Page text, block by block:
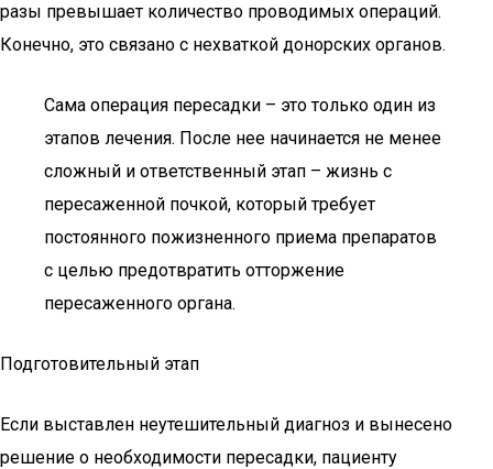
разы превышает количество проводимых операций.
Конечно, это связано с нехваткой донорских органов.
Сама операция пересадки – это только один из
этапов лечения. После нее начинается не менее
сложный и ответственный этап – жизнь с
пересаженной почкой, который требует
постоянного пожизненного приема препаратов
с целью предотвратить отторжение
пересаженного органа.
Подготовительный этап
Если выставлен неутешительный диагноз и вынесено
решение о необходимости пересадки, пациенту